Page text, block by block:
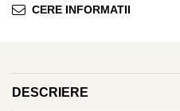
CERE INFORMATII
DESCRIERE